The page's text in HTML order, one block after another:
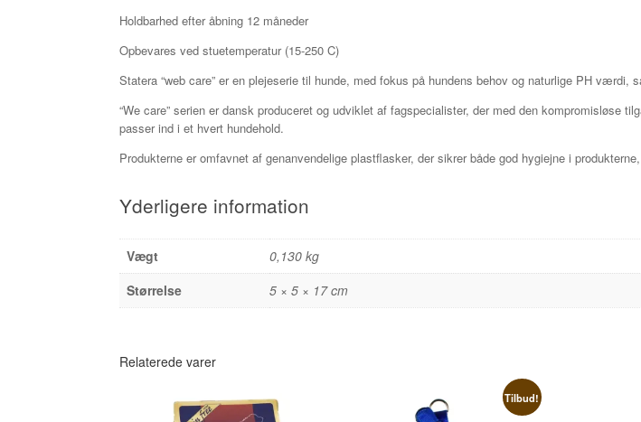
Holdbarhed efter åbning 12 måneder
Opbevares ved stuetemperatur (15-250 C)
Statera “web care” er en plejeserie til hunde, med fokus på hundens behov og naturlige PH værdi,
“We care” serien er dansk produceret og udviklet af fagspecialister, der med den kompromisløse
passer ind i et hvert hundehold.
Produkterne er omfavnet af genanvendelige plastflasker, der sikrer både god hygiejne i
Yderligere information
Vægt
0,130 kg
Størrelse
5 × 5 × 17 cm
Relaterede varer
Tilbud!